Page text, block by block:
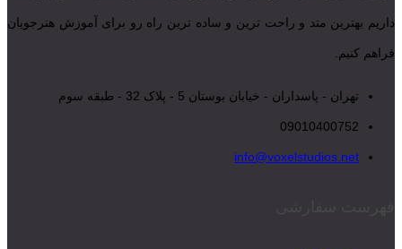
داریم بهترین متد و راحت ترین و ساده ترین راه رو برای آموزش هنرجویان
فراهم کنیم.
تهران - پاسداران - خیابان بوستان 5 - پلاک 32 - طبقه سوم
09010400752
info@voxelstudios.net